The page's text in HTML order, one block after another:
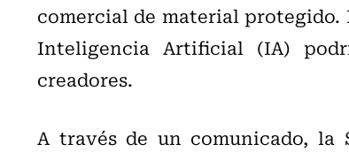
comercial de material protegido.
Inteligencia Artificial (IA)
creadores.
A través de un comunicado, la